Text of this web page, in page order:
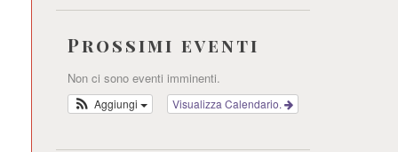
Prossimi eventi
Non ci sono eventi imminenti.
Visualizza Calendario.
Aggiungi